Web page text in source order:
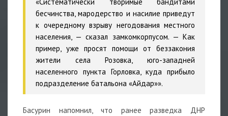
бесчинства, мародерство и насилие приведут
к очередному взрыву негодования местного
населения, — сказал замкомкорпусом. — Как
пример, уже просят помощи от беззакония
жители села Розовка, юго-западней
населенного пункта Горловка, куда прибыло
подразделение батальона «Айдар»».
Басурин напомнил, что ранее разведка ДНР